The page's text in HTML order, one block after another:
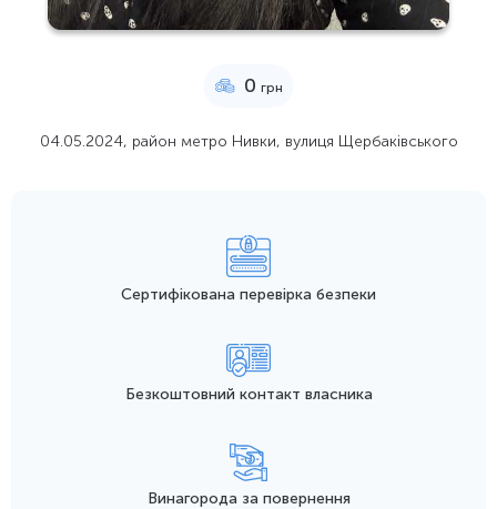
0 грн
04.05.2024, район метро Нивки, вулиця Щербаківського
Сертифікована перевірка безпеки
Безкоштовний контакт власника
Винагорода за повернення